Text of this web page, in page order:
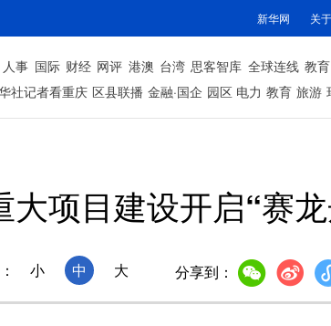
新华网 关
人事 国际 财经 网评 港澳 台湾 思客智库 全球连线 教育
社记者看重庆 区县联播 金融·国企 园区 电力 教育 旅游
大项目建设开启“赛
小 中 大 分享到：